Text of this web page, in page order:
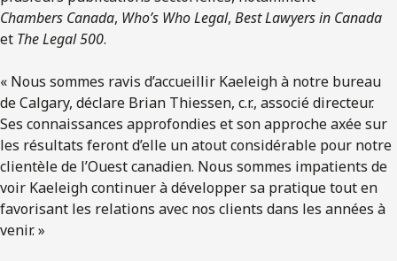
Chambers Canada, Who’s Who Legal, Best Lawyers in Canada
et The Legal 500.
« Nous sommes ravis d’accueillir Kaeleigh à notre bureau
de Calgary, déclare Brian Thiessen, c.r., associé directeur.
Ses connaissances approfondies et son approche axée sur
les résultats feront d’elle un atout considérable pour notre
clientèle de l’Ouest canadien. Nous sommes impatients de
voir Kaeleigh continuer à développer sa pratique tout en
favorisant les relations avec nos clients dans les années à
venir. »